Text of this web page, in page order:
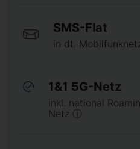
SMS-Flat
in dt.
1&1 5G-Netz
inkl. national
Netz ⓘ